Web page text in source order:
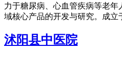
力于糖尿病、心血管疾病等老
域核心产品的开发与研究。成立
沭阳县中医院